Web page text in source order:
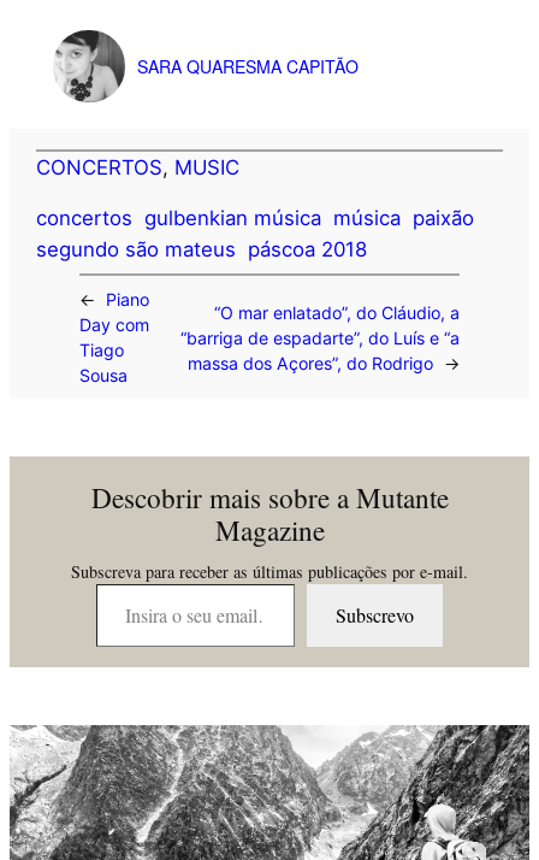
SARA QUARESMA CAPITÃO
CONCERTOS, MUSIC
concertos gulbenkian música música paixão
segundo são mateus páscoa 2018
←
Piano
Day com
Tiago
Sousa
“O mar enlatado”, do Cláudio, a
“barriga de espadarte”, do Luís e “a
massa dos Açores”, do Rodrigo
→
Descobrir mais sobre a Mutante
Magazine
Subscreva para receber as últimas publicações por e-mail.
Insira o seu email…
Subscrevo